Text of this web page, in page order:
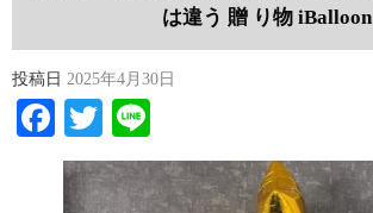
は違う 贈 り物 iBalloon
投稿日 2025年4月30日
Facebook
Twitter